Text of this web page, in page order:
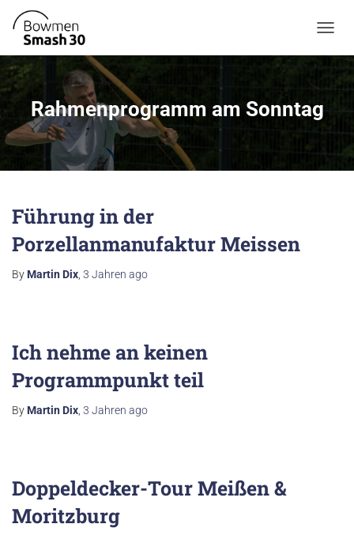
Rahmenprogramm am Sonntag
Führung in der
Porzellanmanufaktur Meissen
By Martin Dix 3 Jahren ago
Ich nehme an keinen
Programmpunkt teil
By Martin Dix 3 Jahren ago
Doppeldecker-Tour Meißen &
Moritzburg